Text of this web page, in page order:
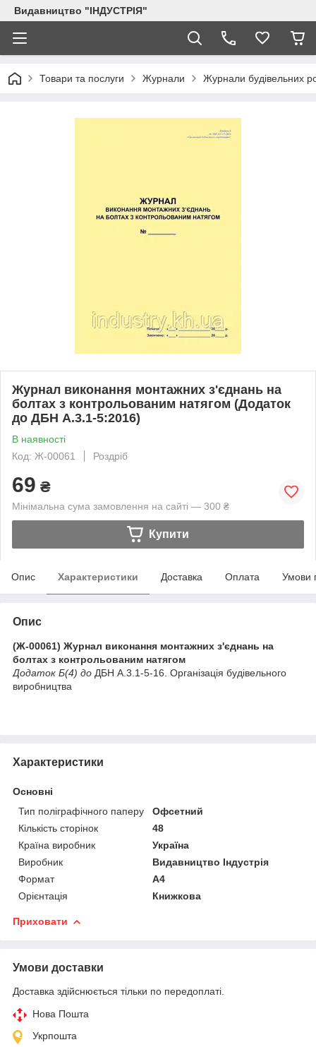
Видавництво "ІНДУСТРІЯ"
Товари та послуги Журнали Журнали будівельних
Журнал виконання монтажних з'єднань на
болтах з контрольованим натягом (Додаток
до ДБН А.3.1-5:2016)
В наявності
Код: Ж-00061
Роздріб
69 ₴
Мінімальна сума замовлення на сайті — 300 ₴
Купити
Опис Характеристики Доставка Оплата Умови
Опис
(Ж-00061) Журнал виконання монтажних з'єднань на
болтах з контрольованим натягом
Додаток Б(4) до ДБН А.3.1-5-16. Організація будівельного
виробництва
Характеристики
Основні
Тип поліграфічного паперу
Офсетний
Кількість сторінок
48
Країна виробник
Україна
Виробник
Видавництво Індустрія
Формат
A4
Орієнтація
Книжкова
Приховати
Умови доставки
Доставка здійснюється тільки по передоплаті.
Нова Пошта
Укрпошта